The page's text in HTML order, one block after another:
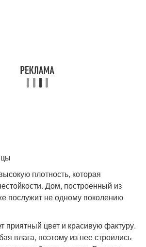
плотность, которая
Дом, построенный из
послужит не одному поколению
приятный цвет и красивую фактуру.
влага, поэтому из нее строились